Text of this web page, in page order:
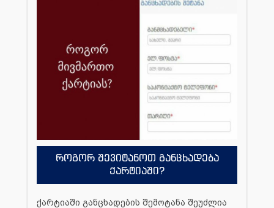
როგორ შევიტანოთ განცხადება
ქარტიაში?
ქარტიაში განცხადების შემოტანა შეუძლია